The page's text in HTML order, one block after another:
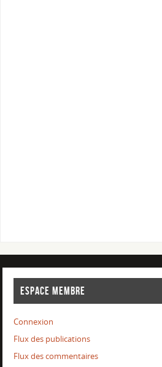
ESPACE MEMBRE
Connexion
Flux des publications
Flux des commentaires